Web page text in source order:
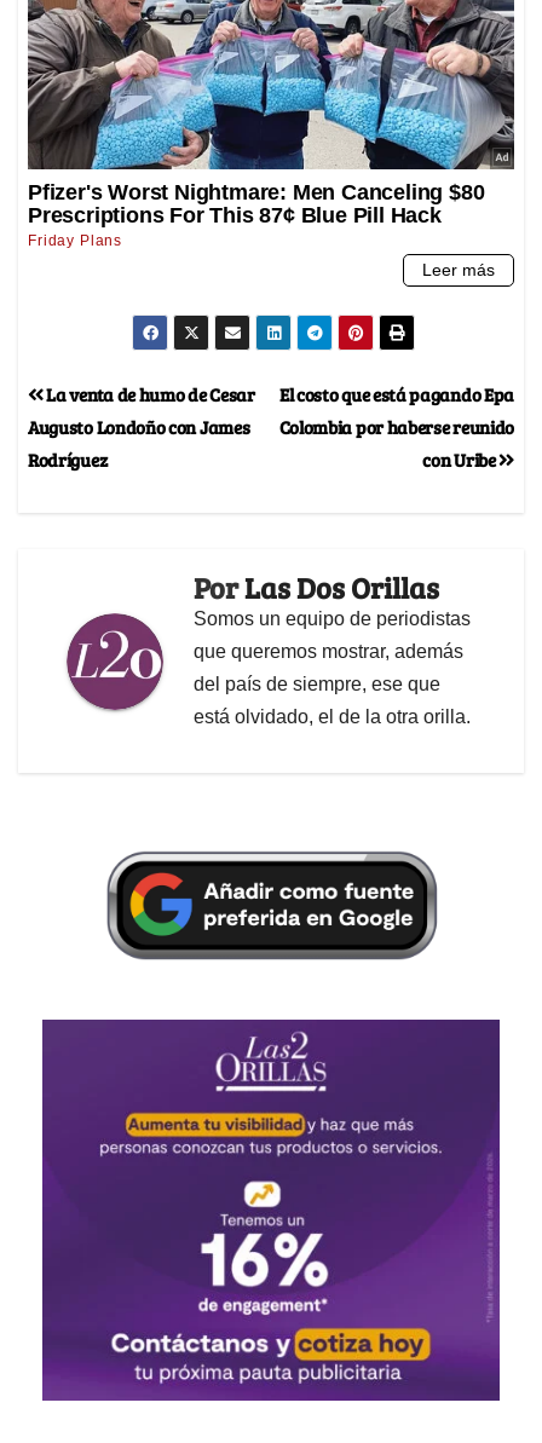
El costo que está pagando Epa
Colombia por haberse reunido
con Uribe
La venta de humo de Cesar
Augusto Londoño con James
Rodríguez
PorLas Dos Orillas
Somos un equipo de periodistas
que queremos mostrar, además
del país de siempre, ese que
está olvidado, el de la otra orilla.